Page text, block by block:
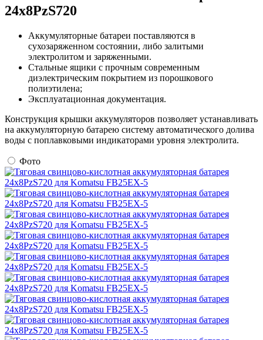
24х8PzS720
Аккумуляторные батареи поставляются в
сухозаряженном состоянии, либо залитыми
электролитом и заряженными.
Стальные ящики с прочным современным
диэлектрическим покрытием из порошкового
полиэтилена;
Эксплуатационная документация.
Конструкция крышки аккумуляторов позволяет устанавливать
на аккумуляторную батарею систему автоматического долива
воды с поплавковыми индикаторами уровня электролита.
Фото